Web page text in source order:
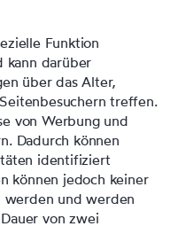
Funktion
kann darüber
über das Alter,
treffen.
von Werbung und
Dadurch können
identifiziert
können jedoch keiner
werden und werden
von zwei